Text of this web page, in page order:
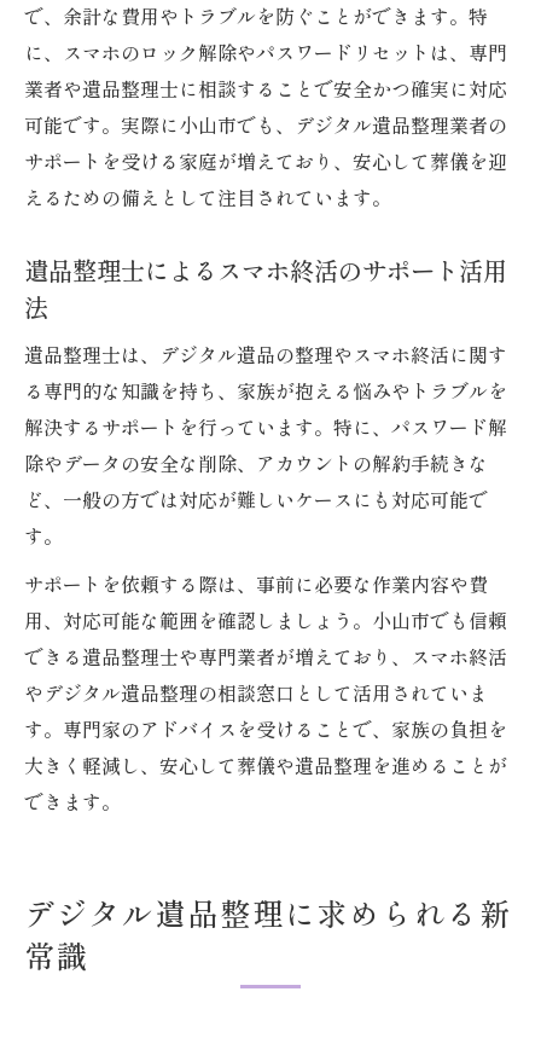
で、余計な費用やトラブルを防ぐことができます。特
に、スマホのロック解除やパスワードリセットは、専門
業者や遺品整理士に相談することで安全かつ確実に対応
可能です。実際に小山市でも、デジタル遺品整理業者の
サポートを受ける家庭が増えており、安心して葬儀を迎
えるための備えとして注目されています。
遺品整理士によるスマホ終活のサポート活用
法
遺品整理士は、デジタル遺品の整理やスマホ終活に関す
る専門的な知識を持ち、家族が抱える悩みやトラブルを
解決するサポートを行っています。特に、パスワード解
除やデータの安全な削除、アカウントの解約手続きな
ど、一般の方では対応が難しいケースにも対応可能で
す。
サポートを依頼する際は、事前に必要な作業内容や費
用、対応可能な範囲を確認しましょう。小山市でも信頼
できる遺品整理士や専門業者が増えており、スマホ終活
やデジタル遺品整理の相談窓口として活用されていま
す。専門家のアドバイスを受けることで、家族の負担を
大きく軽減し、安心して葬儀や遺品整理を進めることが
できます。
デジタル遺品整理に求められる新
常識